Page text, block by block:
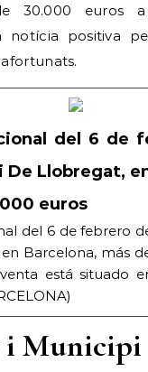
30.000 euros
notícia positiva
del 6 de
De Llobregat,
euros
del 6 de febrero
Barcelona, más
está situado
i Municipi